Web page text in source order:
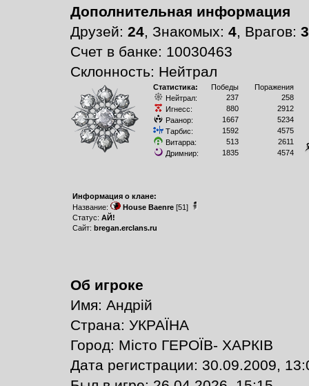
Дополнительная информация
Друзей: 24, Знакомых: 4, Врагов: 3
Счет в банке: 10030463
Склонность: Нейтрал
Статистика: Победы
Поражения
Нейтрал:
237
258
Игнесс:
880
2912
Раанор:
1667
5234
Тарбис:
1592
4575
Витарра:
513
2611
Дримнир:
1835 4574
Информация о клане:
Название:
House Baenre[51]
Статус: АЙ!
Сайт: bregan.erclans.ru
Об игроке
Имя: Андрій
Страна: УКРАЇНА
Город: Місто ГЕРОЇВ- ХАРКІВ
Дата регистрации: 30.09.2009,